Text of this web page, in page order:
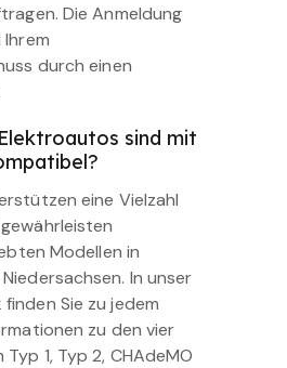
Die Anmeldung
durch einen
sind mit
eine Vielzahl
Modellen in
In unser
Sie zu jedem
zu den vier
1, Typ 2, CHAdeMO